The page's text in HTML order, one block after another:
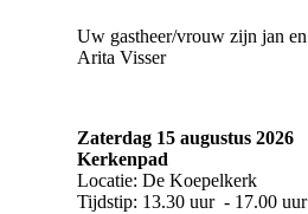
Uw gastheer/vrouw zijn jan en
Arita Visser
Zaterdag 15 augustus 2026
Kerkenpad
Locatie: De Koepelkerk
Tijdstip: 13.30 uur - 17.00 uur